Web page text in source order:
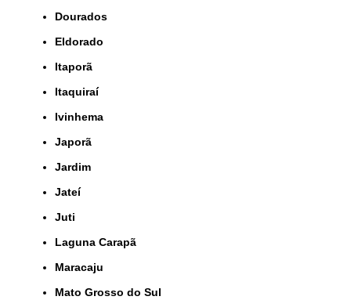
Dourados
Eldorado
Itaporã
Itaquiraí
Ivinhema
Japorã
Jardim
Jateí
Juti
Laguna Carapã
Maracaju
Mato Grosso do Sul